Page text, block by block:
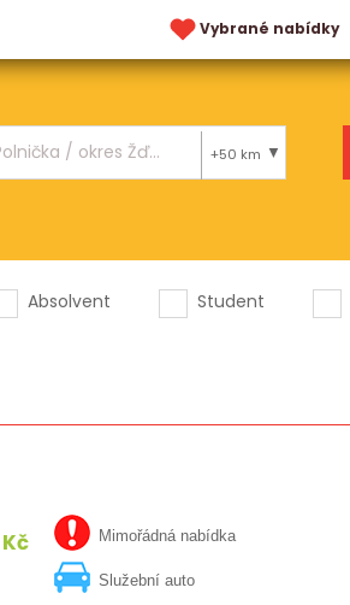
Vybrané nabídky
+50 km
Absolvent Student
Mimořádná nabídka
Služební auto